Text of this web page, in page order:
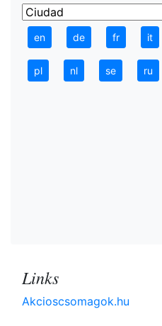
en de fr it
pl nl se ru
Links
Akcioscsomagok.hu